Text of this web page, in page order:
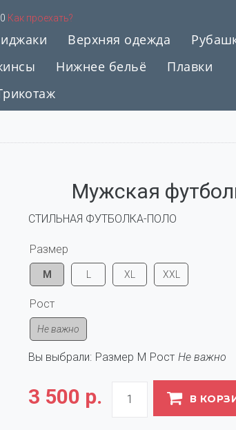
Как проехать?
Верхняя одежда
Нижнее бельё
Плавки
Мужская
СТИЛЬНАЯ ФУТБОЛКА-ПОЛО
Размер
M XL XXL
Рост
Не важно
Вы выбрали: Размер M Рост Не важно
3 500 р. В